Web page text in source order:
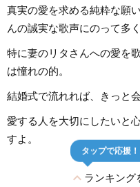
真実の愛を求める純粋な願
んの誠実な歌声にのって多
特に妻のリタさんへの愛を
は憧れの的。
結婚式で流れれば、きっと
愛する人を大切にしたいと
すよ。
expand_lessランキング
タップで応援！